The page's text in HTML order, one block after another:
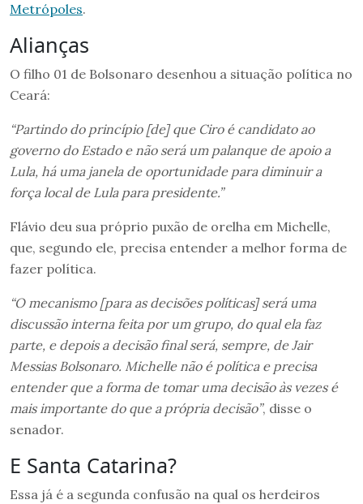
Metrópoles.
Alianças
O filho 01 de Bolsonaro desenhou a situação política no
Ceará:
“Partindo do princípio [de] que Ciro é candidato ao
governo do Estado e não será um palanque de apoio a
Lula, há uma janela de oportunidade para diminuir a
força local de Lula para presidente.”
Flávio deu sua próprio puxão de orelha em Michelle,
que, segundo ele, precisa entender a melhor forma de
fazer política.
“O mecanismo [para as decisões políticas] será uma
discussão interna feita por um grupo, do qual ela faz
parte, e depois a decisão final será, sempre, de Jair
Messias Bolsonaro. Michelle não é política e precisa
entender que a forma de tomar uma decisão às vezes é
mais importante do que a própria decisão”, disse o
senador.
E Santa Catarina?
Essa já é a segunda confusão na qual os herdeiros